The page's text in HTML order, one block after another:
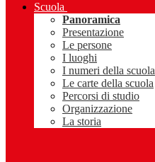
Scuola
Panoramica
Presentazione
Le persone
I luoghi
I numeri della scuola
Le carte della scuola
Percorsi di studio
Organizzazione
La storia